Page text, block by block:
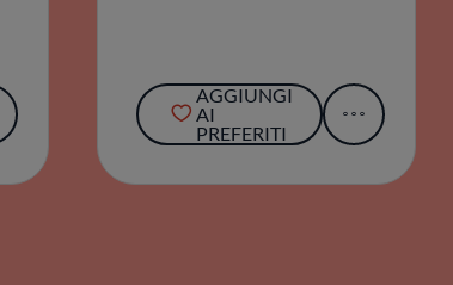
AGGIUNGI
AI
PREFERITI